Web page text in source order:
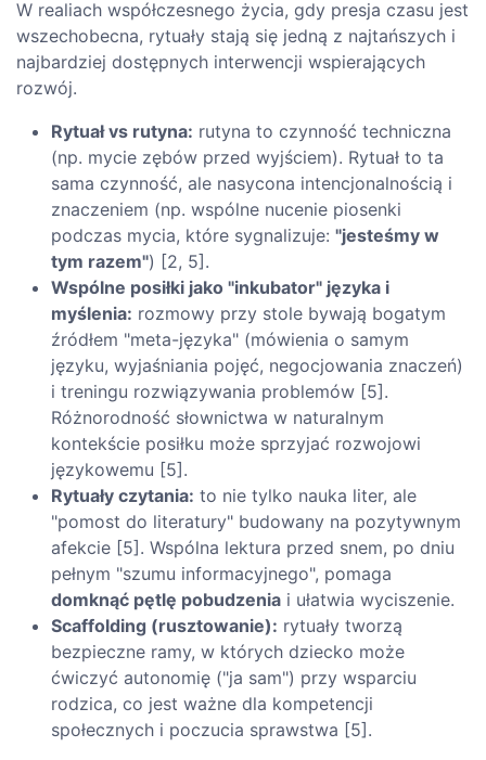
W realiach współczesnego życia, gdy presja czasu jest
wszechobecna, rytuały stają się jedną z najtańszych i
najbardziej dostępnych interwencji wspierających
rozwój.
Rytuał vs rutyna: rutyna to czynność techniczna
(np. mycie zębów przed wyjściem). Rytuał to ta
sama czynność, ale nasycona intencjonalnością i
znaczeniem (np. wspólne nucenie piosenki
podczas mycia, które sygnalizuje: "jesteśmy w
tym razem") [2, 5].
Wspólne posiłki jako "inkubator" języka i
myślenia: rozmowy przy stole bywają bogatym
źródłem "meta-języka" (mówienia o samym
języku, wyjaśniania pojęć, negocjowania znaczeń)
i treningu rozwiązywania problemów [5].
Różnorodność słownictwa w naturalnym
kontekście posiłku może sprzyjać rozwojowi
językowemu [5].
Rytuały czytania: to nie tylko nauka liter, ale
"pomost do literatury" budowany na pozytywnym
afekcie [5]. Wspólna lektura przed snem, po dniu
pełnym "szumu informacyjnego", pomaga
domknąć pętlę pobudzenia i ułatwia wyciszenie.
Scaffolding (rusztowanie): rytuały tworzą
bezpieczne ramy, w których dziecko może
ćwiczyć autonomię ("ja sam") przy wsparciu
rodzica, co jest ważne dla kompetencji
społecznych i poczucia sprawstwa [5].